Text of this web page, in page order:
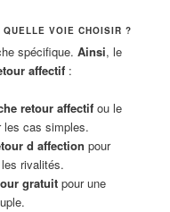
VOIE CHOISIR ?
spécifique.Ainsi, le
affectif :
retour affectifou le
cas simples.
d affection pour
rivalités.
gratuitpour une